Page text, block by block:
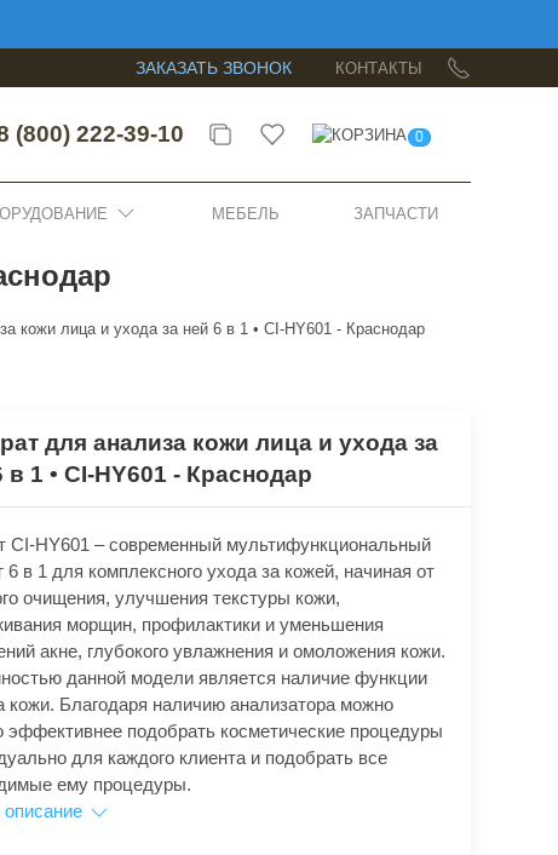
ЗАКАЗАТЬ ЗВОНОК КОНТАКТЫ
(800) 222-39-10 0
МЕБЕЛЬ ЗАПЧАСТИ
кожи лица и ухода за ней 6 в 1 • CI-HY601 - Краснодар
для анализа кожи лица и ухода за
в 1 • CI-HY601 - Краснодар
CI-HY601 – современный мультифункциональный
6 в 1 для комплексного ухода за кожей, начиная от
очищения, улучшения текстуры кожи,
морщин, профилактики и уменьшения
акне, глубокого увлажнения и омоложения кожи.
данной модели является наличие функции
кожи. Благодаря наличию анализатора можно
эффективнее подобрать косметические процедуры
для каждого клиента и подобрать все
ему процедуры.